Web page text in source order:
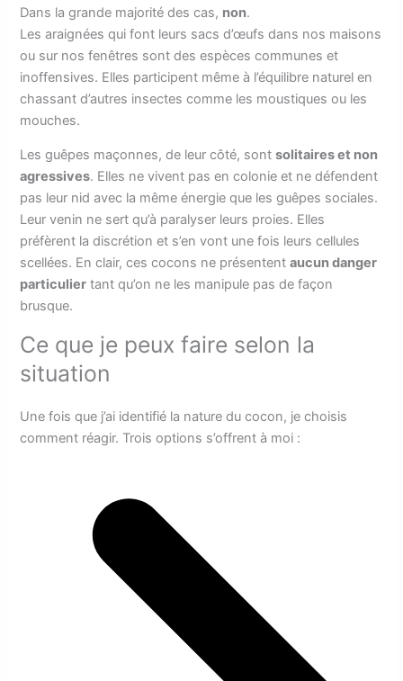
Dans la grande majorité des cas, non.
Les araignées qui font leurs sacs d’œufs dans nos maisons
ou sur nos fenêtres sont des espèces communes et
inoffensives. Elles participent même à l’équilibre naturel en
chassant d’autres insectes comme les moustiques ou les
mouches.
Les guêpes maçonnes, de leur côté, sontsolitaires et non
agressives. Elles ne vivent pas en colonie et ne défendent
pas leur nid avec la même énergie que les guêpes sociales.
Leur venin ne sert qu’à paralyser leurs proies. Elles
préfèrent la discrétion et s’en vont une fois leurs cellules
scellées. En clair, ces cocons ne présententaucun danger
particulier tant qu’on ne les manipule pas de façon
brusque.
Ce que je peux faire selon la
situation
Une fois que j’ai identifié la nature du cocon, je choisis
comment réagir. Trois options s’offrent à moi :